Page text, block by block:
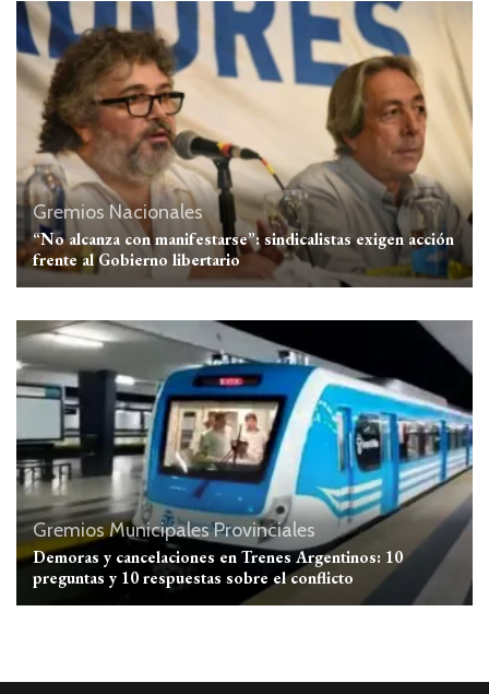
Gremios Nacionales
“No alcanza con manifestarse”: sindicalistas exigen acción
frente al Gobierno libertario
GremiosMunicipalesProvinciales
Demoras y cancelaciones en Trenes Argentinos: 10
preguntas y 10 respuestas sobre el conflicto